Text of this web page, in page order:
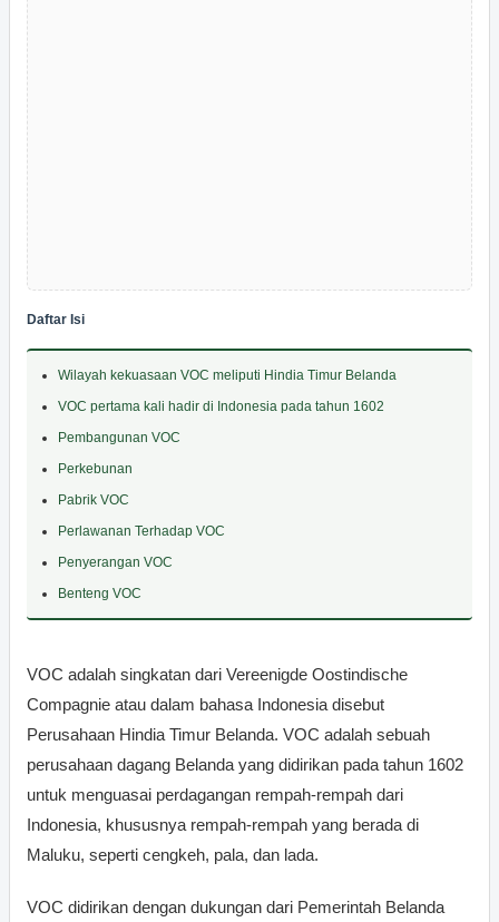
Daftar Isi
Wilayah kekuasaan VOC meliputi Hindia Timur Belanda
VOC pertama kali hadir di Indonesia pada tahun 1602
Pembangunan VOC
Perkebunan
Pabrik VOC
Perlawanan Terhadap VOC
Penyerangan VOC
Benteng VOC
VOC adalah singkatan dari Vereenigde Oostindische
Compagnie atau dalam bahasa Indonesia disebut
Perusahaan Hindia Timur Belanda. VOC adalah sebuah
perusahaan dagang Belanda yang didirikan pada tahun 1602
untuk menguasai perdagangan rempah-rempah dari
Indonesia, khususnya rempah-rempah yang berada di
Maluku, seperti cengkeh, pala, dan lada.
VOC didirikan dengan dukungan dari Pemerintah Belanda